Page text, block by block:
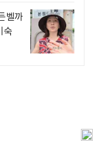
벨까
숙